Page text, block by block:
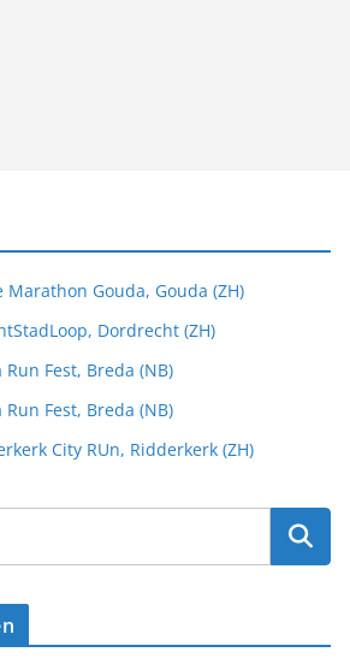
Marathon Gouda, Gouda (ZH)
Dordrecht (ZH)
Fest, Breda (NB)
Fest, Breda (NB)
City RUn, Ridderkerk (ZH)